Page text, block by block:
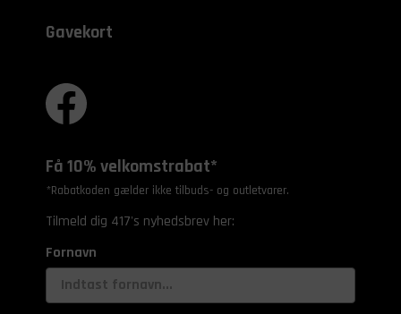
Gavekort
Få 10% velkomstrabat*
*Rabatkoden gælder ikke tilbuds- og outletvarer.
Tilmeld dig 417's nyhedsbrev her:
Fornavn